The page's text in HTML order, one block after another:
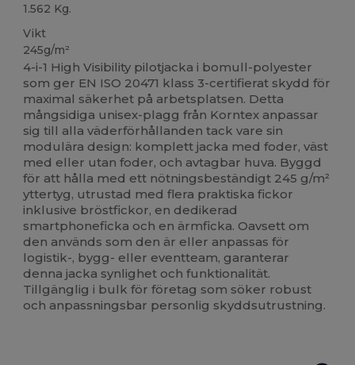
1.562 Kg.
Vikt
245g/m²
4-i-1 High Visibility pilotjacka i bomull-polyester
som ger EN ISO 20471 klass 3-certifierat skydd för
maximal säkerhet på arbetsplatsen. Detta
mångsidiga unisex-plagg från Korntex anpassar
sig till alla väderförhållanden tack vare sin
modulära design: komplett jacka med foder, väst
med eller utan foder, och avtagbar huva. Byggd
för att hålla med ett nötningsbeständigt 245 g/m²
yttertyg, utrustad med flera praktiska fickor
inklusive bröstfickor, en dedikerad
smartphoneficka och en ärmficka. Oavsett om
den används som den är eller anpassas för
logistik-, bygg- eller eventteam, garanterar
denna jacka synlighet och funktionalität.
Tillgänglig i bulk för företag som söker robust
och anpassningsbar personlig skyddsutrustning.